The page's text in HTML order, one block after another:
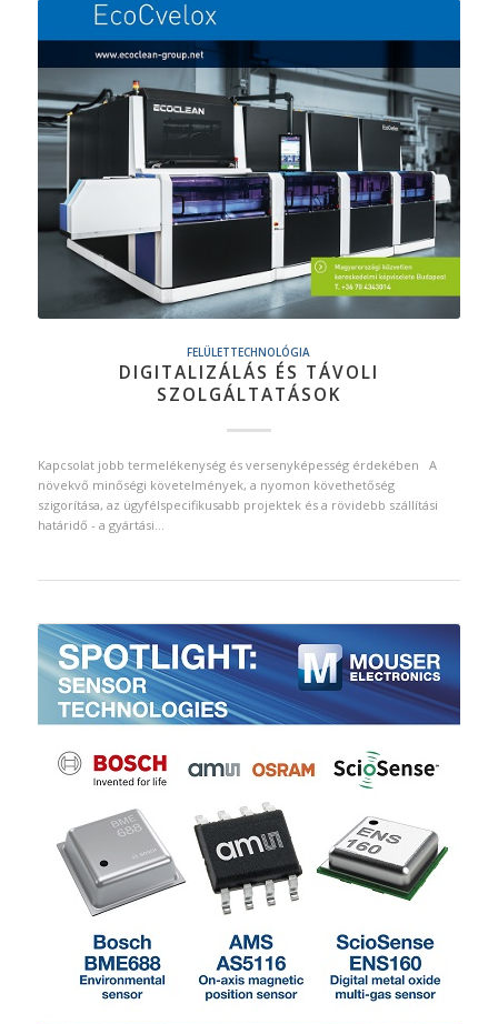
FELÜLETTECHNOLÓGIA
DIGITALIZÁLÁS ÉS TÁVOLI
SZOLGÁLTATÁSOK
Kapcsolat jobb termelékenység és versenyképesség érdekében A
növekvő minőségi követelmények, a nyomon követhetőség
szigorítása, az ügyfélspecifikusabb projektek és a rövidebb szállítási
határidő - a gyártási…